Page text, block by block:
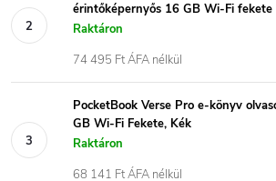
érintőképernyős 16 GB Wi-Fi fekete
Raktáron
74 495 Ft ÁFA nélkül
PocketBook Verse Pro e-könyv
GB Wi-Fi Fekete, Kék
Raktáron
68 141 Ft ÁFA nélkül